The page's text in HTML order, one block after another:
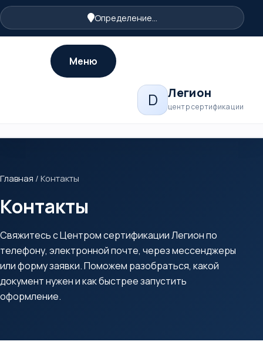
Определение...
D Легион
центр сертификации
Меню
Главная / Контакты
Контакты
Свяжитесь с Центром сертификации Легион по
телефону, электронной почте, через мессенджеры
или форму заявки. Поможем разобраться, какой
документ нужен и как быстрее запустить
оформление.